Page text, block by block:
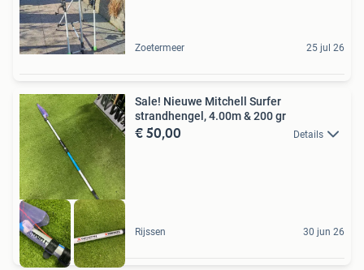
Zoetermeer 25 jul 26
Sale! Nieuwe Mitchell Surfer
strandhengel, 4.00m & 200 gr
€ 50,00 Details
Rijssen 30 jun 26